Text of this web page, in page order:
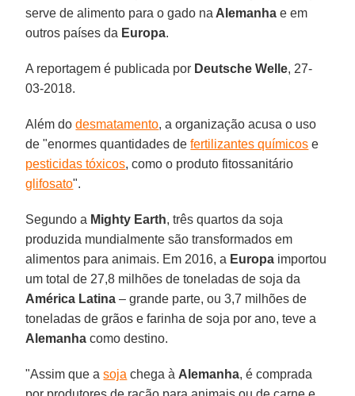
serve de alimento para o gado na Alemanha e em
outros países da Europa.
A reportagem é publicada por Deutsche Welle, 27-
03-2018.
Além dodesmatamento, a organização acusa o uso
de "enormes quantidades defertilizantes químicos e
pesticidas tóxicos, como o produto fitossanitário
glifosato".
Segundo a Mighty Earth, três quartos da soja
produzida mundialmente são transformados em
alimentos para animais. Em 2016, a Europa importou
um total de 27,8 milhões de toneladas de soja da
América Latina – grande parte, ou 3,7 milhões de
toneladas de grãos e farinha de soja por ano, teve a
Alemanha como destino.
"Assim que asoja chega à Alemanha, é comprada